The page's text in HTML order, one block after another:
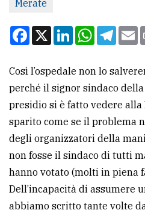
redazione
Scrivici
la
tua
pubblicità
CERCA
Cerca
per
comune
Merate
Facebook
X LinkedInWhatsApp
Così l’ospedale non lo
perché il signor sindaco
presidio si è fatto vedere
sparito come se il problema
degli organizzatori della
non fosse il sindaco di tutti
hanno votato (molti in piena
Dell’incapacità di assumere
abbiamo scritto tante volte